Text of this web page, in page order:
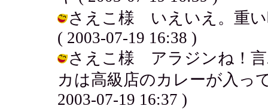
さえこ様 いえいえ。重い
( 2003-07-19 16:38 )
さえこ様 アラジンね！
カは高級店のカレーが入っ
2003-07-19 16:37 )